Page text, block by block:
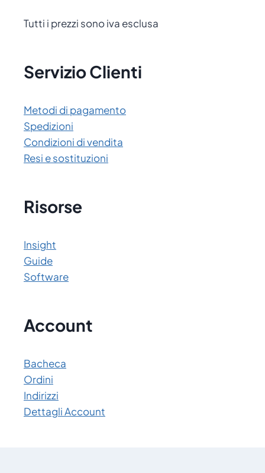
Tutti i prezzi sono iva esclusa
Servizio Clienti
Metodi di pagamento
Spedizioni
Condizioni di vendita
Resi e sostituzioni
Risorse
Insight
Guide
Software
Account
Bacheca
Ordini
Indirizzi
Dettagli Account